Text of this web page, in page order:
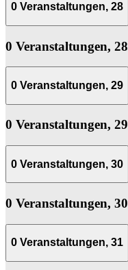
0 Veranstaltungen, 28
0 Veranstaltungen, 28
0 Veranstaltungen, 29
0 Veranstaltungen, 29
0 Veranstaltungen, 30
0 Veranstaltungen, 30
0 Veranstaltungen, 31